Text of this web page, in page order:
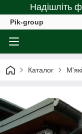
Надішліть
Pik-group
Каталог